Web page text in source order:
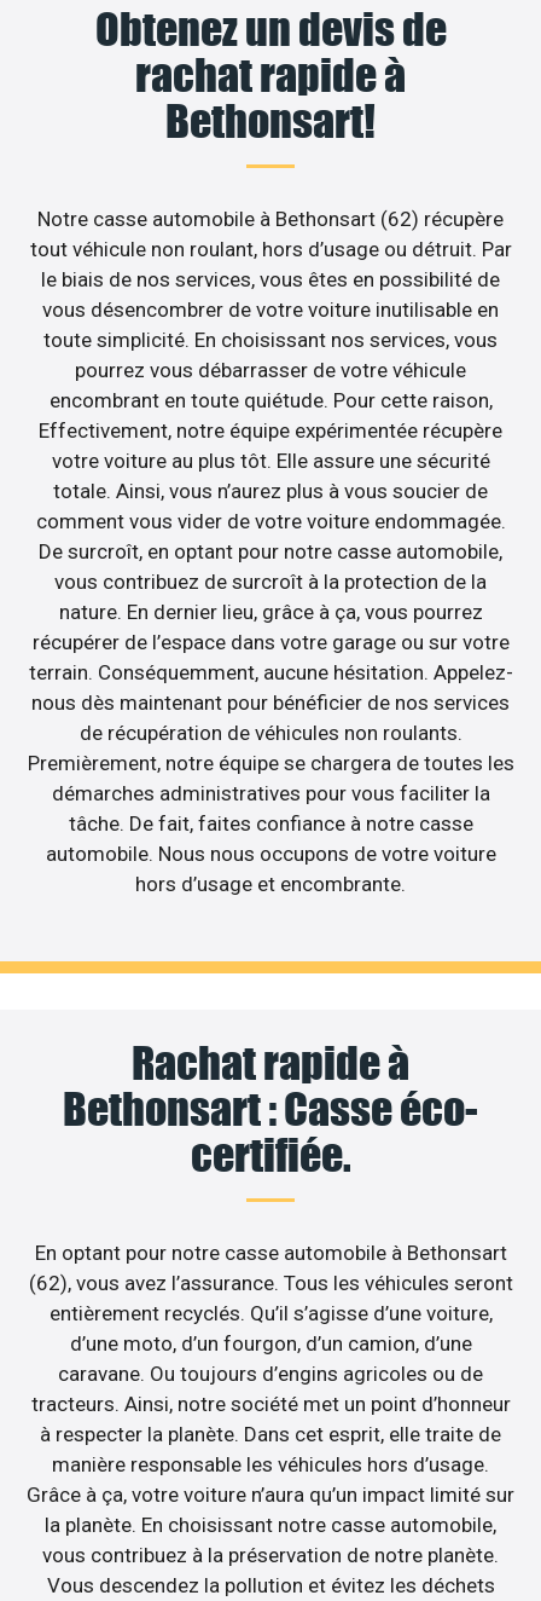
Obtenez un devis de
rachat rapide à
Bethonsart!
Notre casse automobile à Bethonsart (62) récupère
tout véhicule non roulant, hors d’usage ou détruit. Par
le biais de nos services, vous êtes en possibilité de
vous désencombrer de votre voiture inutilisable en
toute simplicité. En choisissant nos services, vous
pourrez vous débarrasser de votre véhicule
encombrant en toute quiétude. Pour cette raison,
Effectivement, notre équipe expérimentée récupère
votre voiture au plus tôt. Elle assure une sécurité
totale. Ainsi, vous n’aurez plus à vous soucier de
comment vous vider de votre voiture endommagée.
De surcroît, en optant pour notre casse automobile,
vous contribuez de surcroît à la protection de la
nature. En dernier lieu, grâce à ça, vous pourrez
récupérer de l’espace dans votre garage ou sur votre
terrain. Conséquemment, aucune hésitation. Appelez-
nous dès maintenant pour bénéficier de nos services
de récupération de véhicules non roulants.
Premièrement, notre équipe se chargera de toutes les
démarches administratives pour vous faciliter la
tâche. De fait, faites confiance à notre casse
automobile. Nous nous occupons de votre voiture
hors d’usage et encombrante.
Rachat rapide à
Bethonsart : Casse éco-
certifiée.
En optant pour notre casse automobile à Bethonsart
(62), vous avez l’assurance. Tous les véhicules seront
entièrement recyclés. Qu’il s’agisse d’une voiture,
d’une moto, d’un fourgon, d’un camion, d’une
caravane. Ou toujours d’engins agricoles ou de
tracteurs. Ainsi, notre société met un point d’honneur
à respecter la planète. Dans cet esprit, elle traite de
manière responsable les véhicules hors d’usage.
Grâce à ça, votre voiture n’aura qu’un impact limité sur
la planète. En choisissant notre casse automobile,
vous contribuez à la préservation de notre planète.
Vous descendez la pollution et évitez les déchets